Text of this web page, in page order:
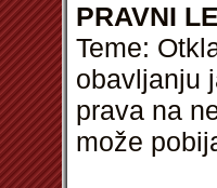
PRAVNI
Teme:
obavljanju
prava na
može